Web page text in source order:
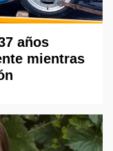
años
mientras